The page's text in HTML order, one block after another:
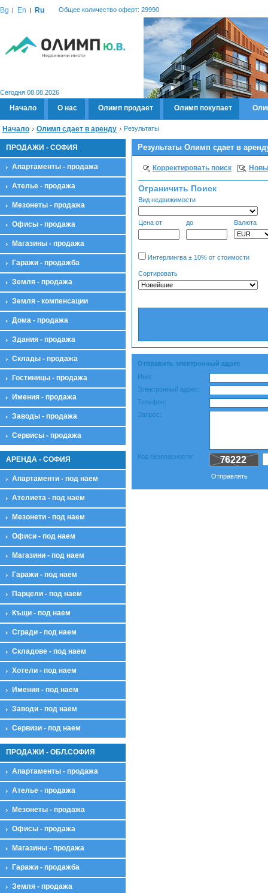
Bg En Ru Общее количество оферт: 29990
Сегодня 08.08.2026
Начало О нас Олимп продает Олимп покупает
Начало Олимп сдает в аренду Результаты
ПРОДАЖИ - СОФИЯ
Апартаменты - продажа
Ателье - продажа
Мезонеты - продажа
Офисы - продажа
Магазины - продажа
Гаражи - продажба
Земля - продажа
Земля - компенсации
Дома - продажа
Здания - продажа
Склады - продажа
Гостиницы - продажа
Имения - продажа
Заводы - продажа
Сервисы - продажа
АРЕНДА - СОФИЯ
Апартаменти - под наем
Ателиета - под наем
Мезонети - под наем
Офиси - под наем
Магазини - под наем
Гаражи - под наем
Парцели - под наем
Къщи - под наем
Сгради - под наем
Складове - под наем
Хотели - под наем
Имения - под наем
Заводи - под наем
Сервизи - под наем
ПРОДАЖИ - ОБЛ.СОФИЯ
Апартаменты - продажа
Ателье - продажа
Мезонеты - продажа
Офисы - продажа
Магазины - продажа
Гаражи - продажба
Земля - продажа
Результаты Олимп сдает в
Корректировать поиск
Ограничить Поиск
Вид недвижимости
Цена от до Валюта
Интерлингва ± 10% от стоимости
Сортировать
Отправить электронный адрес
Имя:
Электронный адрес:
Телефон:
Запрос:
Код безопасности:
Oтправлять